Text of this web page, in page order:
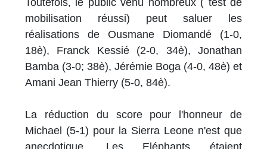
Toutefois, le public venu nombreux ( test de
mobilisation réussi) peut saluer les
réalisations de Ousmane Diomandé (1-0,
18è), Franck Kessié (2-0, 34è), Jonathan
Bamba (3-0; 38è), Jérémie Boga (4-0, 48è) et
Amani Jean Thierry (5-0, 84è).
La réduction du score pour l'honneur de
Michael (5-1) pour la Sierra Leone n'est que